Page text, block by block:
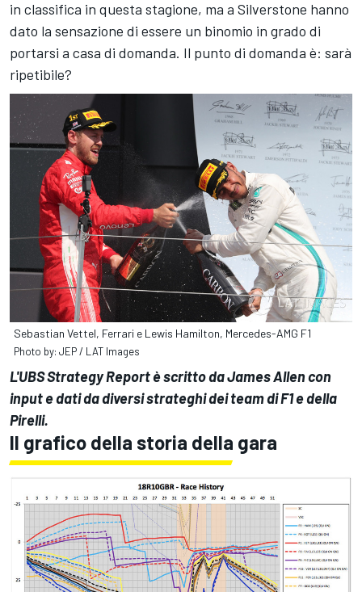
in classifica in questa stagione, ma a Silverstone hanno
dato la sensazione di essere un binomio in grado di
portarsi a casa di domanda. Il punto di domanda è: sarà
ripetibile?
Sebastian Vettel, Ferrari e Lewis Hamilton, Mercedes-AMG F1
Photo by: JEP / LAT Images
L'UBS Strategy Report è scritto da James Allen con
input e dati da diversi strateghi dei team di F1 e della
Pirelli.
Il grafico della storia della gara